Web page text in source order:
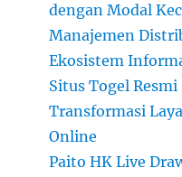
dengan Modal
Manajemen
Ekosistem
Situs Togel
Transformasi
Online
Paito HK Live